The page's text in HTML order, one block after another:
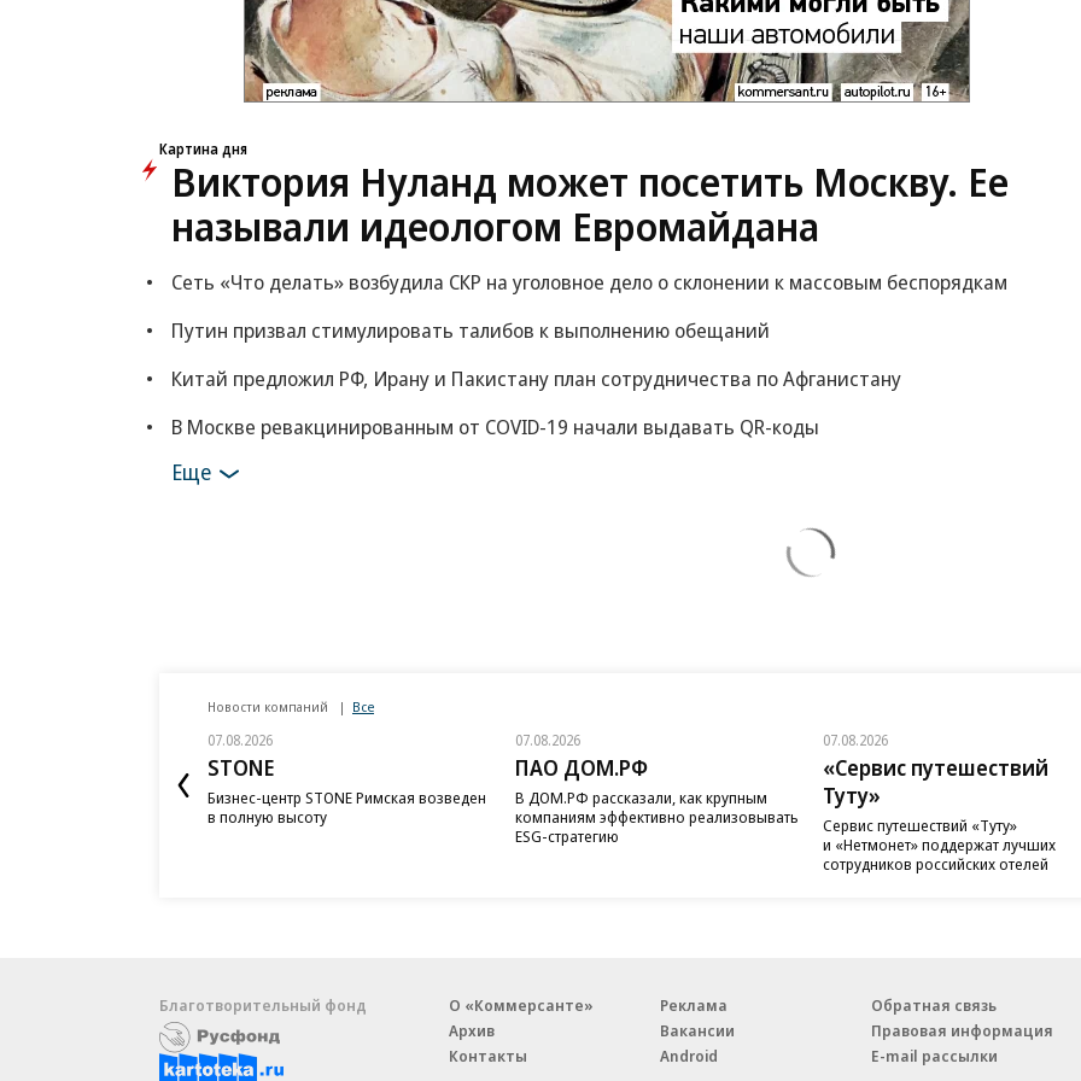
Картина дня
Виктория Нуланд может посетить Москву. Ее
называли идеологом Евромайдана
Сеть «Что делать» возбудила СКР на уголовное дело о склонении к массовым беспорядкам
Путин призвал стимулировать талибов к выполнению обещаний
Китай предложил РФ, Ирану и Пакистану план сотрудничества по Афганистану
В Москве ревакцинированным от COVID-19 начали выдавать QR-коды
Еще
Новости компаний Все
07.08.2026
STONE
Бизнес-центр STONE Римская возведен
в полную высоту
07.08.2026
ПАО ДОМ.РФ
В ДОМ.РФ рассказали, как крупным
компаниям эффективно реализовывать
ESG-стратегию
07.08.2026
«Сервис путешествий
Туту»
Сервис путешествий «Туту»
и «Нетмонет» поддержат лучших
сотрудников российских отелей
Благотворительный фонд
О «Коммерсанте»
Архив
Контакты
Реклама
Вакансии
Android
Обратная связь
Правовая информация
E-mail рассылки